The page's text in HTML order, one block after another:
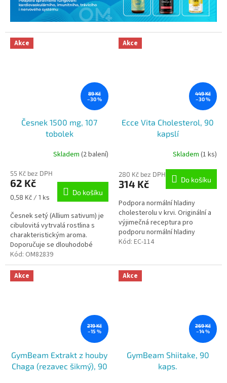
Akce
89 Kč
–30 %
Česnek 1500 mg, 107
tobolek
Skladem (2 balení)
55 Kč bez DPH
62 Kč
Měrná
0,58 Kč / 1 ks
Do košíku
Česnek setý (Allium sativum) je
cibulovitá vytrvalá rostlina s
charakteristickým aroma.
Doporučuje se dlouhodobé
užívání česneku v syrovém
stavu nebo v tobolkách.
Kód: OM82839
Akce
449 Kč
–30 %
Ecce Vita Cholesterol, 90
kapslí
Skladem (1 ks)
280 Kč bez DPH
314 Kč Do košíku
Podpora normální hladiny
cholesterolu v krvi. Originální a
výjimečná receptura pro
podporu normální hladiny
cholesterolu s extrakty bylin,
Kód: EC-114
Akce
219 Kč
–15 %
GymBeam Extrakt z houby
Chaga (rezavec šikmý), 90
Akce
269 Kč
–14 %
GymBeam Shiitake, 90
kaps.